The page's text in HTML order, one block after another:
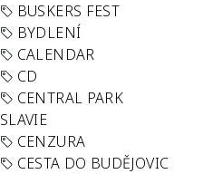
BUSKERS FEST
BYDLENÍ
CALENDAR
CD
CENTRAL PARK
SLAVIE
CENZURA
CESTA DO BUDĚJOVIC